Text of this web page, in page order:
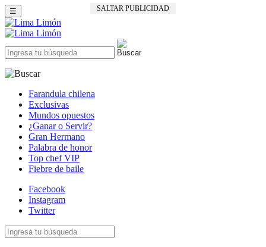
SALTAR PUBLICIDAD
☰
Farandula chilena
Exclusivas
Mundos opuestos
¿Ganar o Servir?
Gran Hermano
Palabra de honor
Top chef VIP
Fiebre de baile
Facebook
Instagram
Twitter